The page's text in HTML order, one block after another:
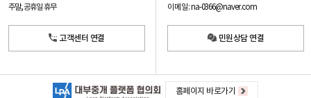
주말, 공휴일 휴무
고객센터 연결
이메일: na-0366@naver.com
민원상담 연결
홈페이지 바로가기